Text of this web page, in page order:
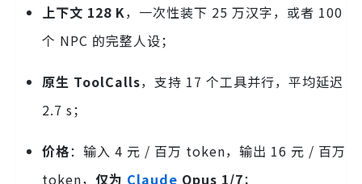
上下文 128 K，一次性装下 25 万汉字，或者 100
个 NPC 的完整人设；
原生 ToolCalls，支持 17 个工具并行，平均延迟
2.7 s；
价格：输入 4 元 / 百万 token，输出 16 元 / 百万
token， 仅为 Claude Opus 1/7；